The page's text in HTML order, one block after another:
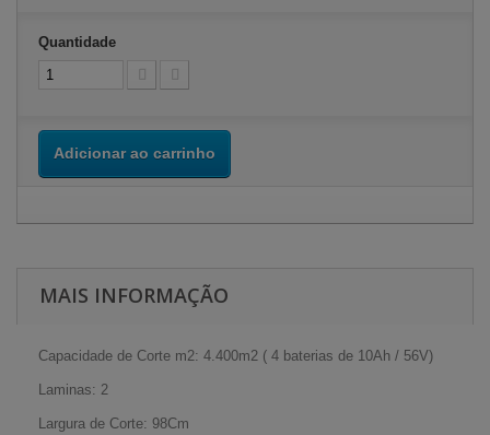
Quantidade
Adicionar ao carrinho
MAIS INFORMAÇÃO
Capacidade de Corte m2: 4.400m2 ( 4 baterias de 10Ah / 56V)
Laminas: 2
Largura de Corte: 98Cm